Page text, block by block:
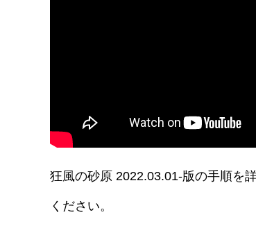
狂風の砂原 2022.03.01-版の手順を
ください。